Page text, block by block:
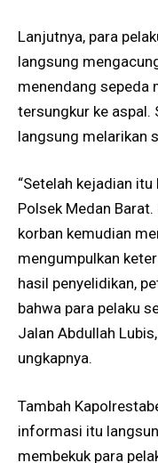
Lanjutnya, para
langsung
menendang sepeda
tersungkur ke aspal.
langsung melarikan
“Setelah kejadian
Polsek Medan
korban kemudian
mengumpulkan
hasil penyelidikan,
bahwa para pelaku
Jalan Abdullah
ungkapnya.
Tambah
informasi itu
membekuk para